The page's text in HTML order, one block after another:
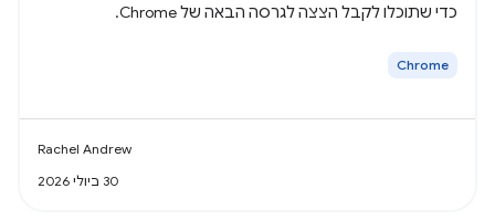
כדי שתוכלו לקבל הצצה לגרסה הבאה של Chrome.
Chrome
Rachel Andrew
30 ביולי 2026